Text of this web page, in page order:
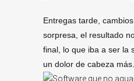
Entregas tarde,
sorpresa, el resultado
final, lo que iba a ser la
un dolor de cabeza más.